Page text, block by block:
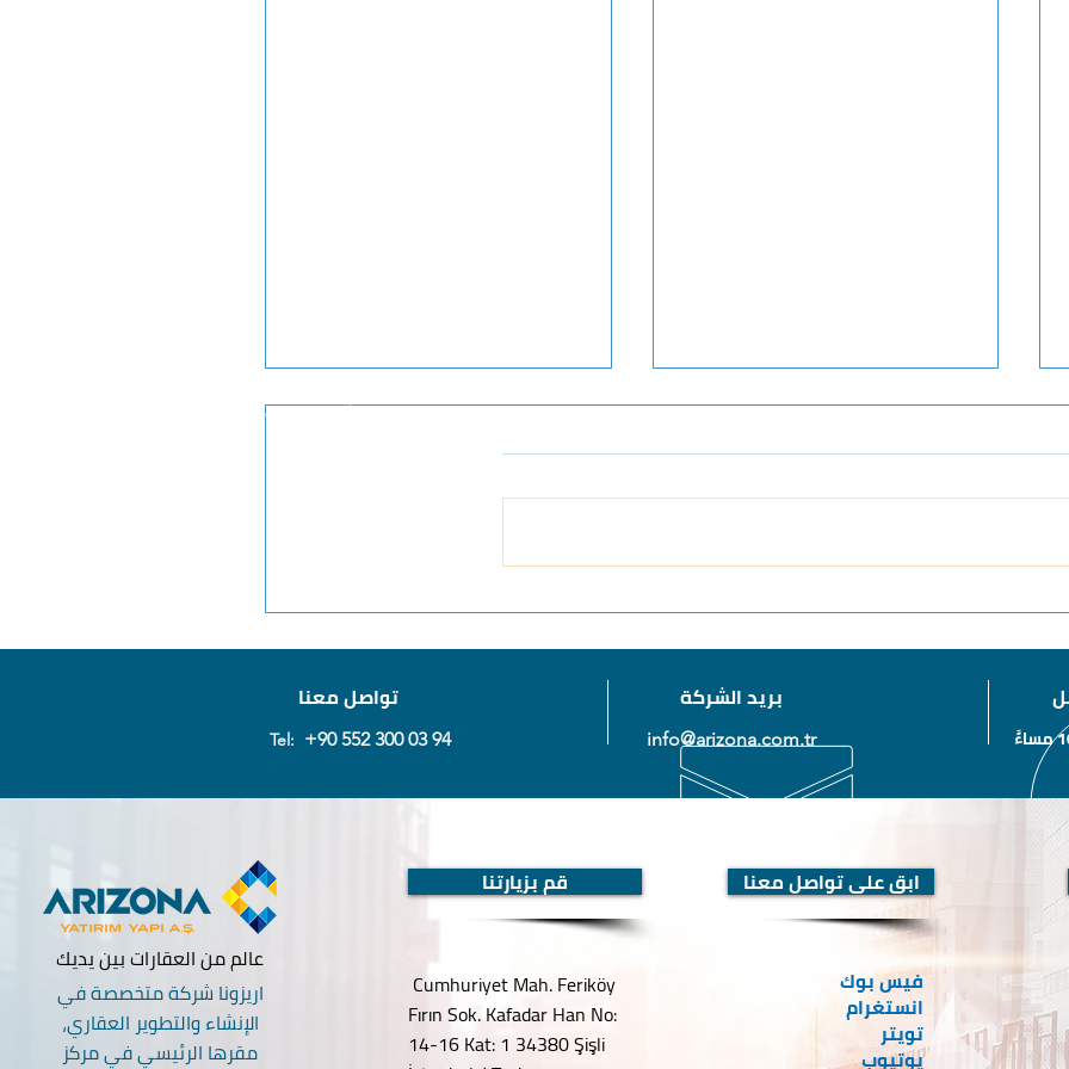
شراء شقة بالتقسيط في تركيا
اسعار الشقق في اسطنبول
2022
تواصل معنا
Tel: +90 552 300 03 94
بريد الشركة
info@arizona.com.tr
عالم من العقارات بين يديك
اريزونا شركة متخصصة في
الإنشاء والتطوير العقاري،
مقرها الرئيسي في مركز
قم بزيارتنا
Cumhuriyet Mah. Feriköy
Fırın Sok. Kafadar Han No:
14-16 Kat: 1 34380 Şişli
ابق على تواصل معنا
فيس بوك
انستغرام
تويتر
يوتيوب